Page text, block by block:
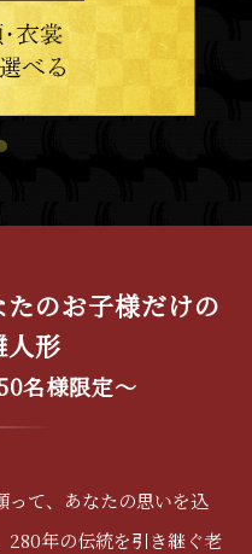
たのお子様だけの
人形
名様限定〜
って、あなたの思いを込
280年の伝統を引き継ぐ老